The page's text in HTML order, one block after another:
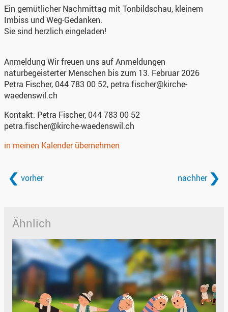
Ein gemütlicher Nachmittag mit Tonbildschau, kleinem
Imbiss und Weg-Gedanken.
Sie sind herzlich eingeladen!
Anmeldung Wir freuen uns auf Anmeldungen
naturbegeisterter Menschen bis zum 13. Februar 2026
Petra Fischer, 044 783 00 52, petra.fischer@kirche-
waedenswil.ch
Kontakt: Petra Fischer, 044 783 00 52
petra.fischer@kirche-waedenswil.ch
in meinen Kalender übernehmen
vorher nachher
Ähnlich